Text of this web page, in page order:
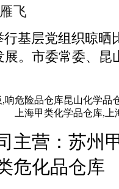
飞
层党组织晾晒比
。市委常委、
主营：苏州
危化品仓库